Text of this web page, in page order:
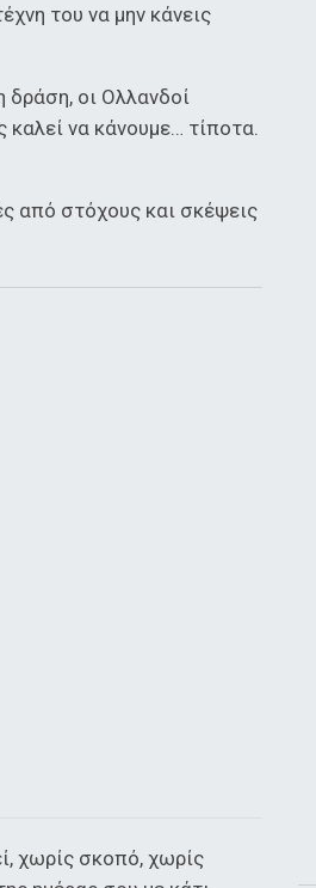
του να μην κάνεις
δράση, οι Ολλανδοί
να κάνουμε… τίποτα.
από στόχους και σκέψεις
χωρίς σκοπό, χωρίς